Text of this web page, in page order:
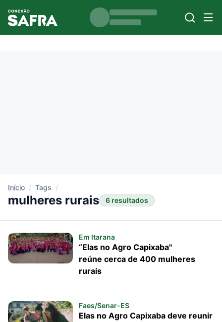
Início / Tags /
mulheres rurais 6 resultados
Em Itarana
“Elas no Agro Capixaba"
reúne cerca de 400 mulheres
rurais
Faes/Senar-ES
Elas no Agro Capixaba deve reunir